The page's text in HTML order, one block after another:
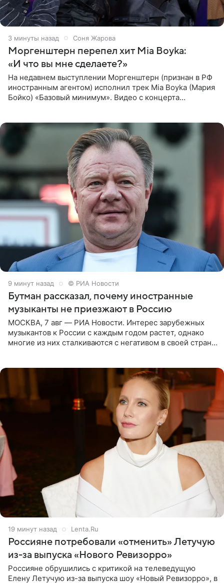
3 минуты назад Соня Жарова
Моргенштерн перепел хит Mia Boyka:
«И что вы мне сделаете?»
На недавнем выступлении Моргенштерн (признан в РФ
иностранным агентом) исполнил трек Mia Boyka (Мария
Бойко) «Базовый минимум». Видео с концерта
9 минут назад © РИА Новости
Бутман рассказал, почему иностранные
музыканты не приезжают в Россию
МОСКВА, 7 авг — РИА Новости. Интерес зарубежных
музыкантов к России с каждым годом растет, однако
многие из них сталкиваются с негативом в своей стране
19 минут назад Lenta.Ru
Россияне потребовали «отменить» Летучую
из-за выпуска «Нового Ревизорро»
Россияне обрушились с критикой на телеведущую
Елену Летучую из-за выпуска шоу «Новый Ревизорро», в